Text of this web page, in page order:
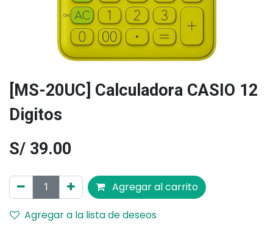
[MS-20UC] Calculadora CASIO 12
Digitos
S/ 39.00
Agregar al carrito
Agregar a la lista de deseos